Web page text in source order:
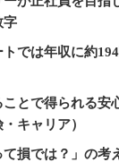
字
では年収に約
ことで得られる安
キャリア）
て損では？」の考